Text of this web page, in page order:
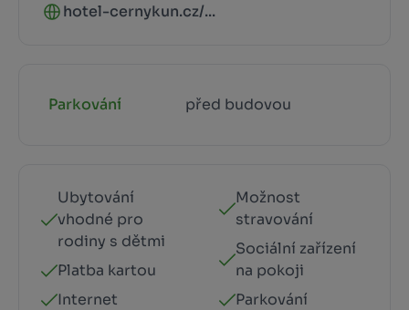
hotel-cernykun.cz/...
Parkování před budovou
Ubytování
vhodné pro
rodiny s dětmi
Platba kartou
Internet
Možnost
stravování
Sociální zařízení
na pokoji
Parkování